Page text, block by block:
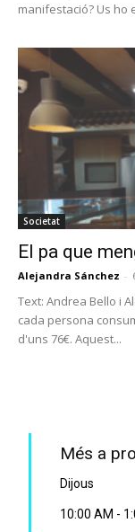
manifestació? Us ho
Societat
El pa que
Alejandra Sánchez -
Text: Andrea Bello i
cada persona
d'uns 76€. Aquest...
Més a
Dijous
10:00 AM -